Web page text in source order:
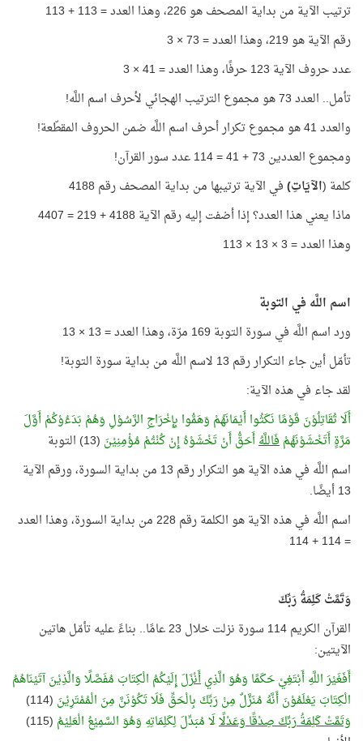
ترتيب الآية من بداية المصحف هو 226، وهذا العدد = 113 + 113
رقم الآية هو 219، وهذا العدد = 73 × 3
عدد حروف الآية 123 حرفًا، وهذا العدد = 41 × 3
تأمل.. العدد 73 هو مجموع الترتيب الهجائي لأحرف اسم اللَّه!
والعدد 41 هو مجموع تكرار أحرف اسم اللَّه ضمن الحروف المقطّعة!
ومجموع العددين 73 + 41 = 114 عدد سور القرآن!
كلمة (الآيَاتِ)في الآية ترتيبها من بداية المصحف رقم 4188
ماذا يعني هذا العدد؟ إذا أضفت إليه رقم الآية 4188 + 219 = 4407
وهذا العدد = 3 × 13 × 113
اسم اللَّه في التوبة
ورد اسم اللَّه في سورة التوبة 169 مرّة، وهذا العدد = 13 × 13
تأمّل أين جاء التكرار رقم 13 لاسم اللَّه من بداية سورة التوبة!
لقد جاء في هذه الآية:
أَلَا تُقَاتِلُوْنَ قَوْمًا نَكَثُوا أَيْمَانَهُمْ وَهَمُّوا بِإِخْرَاجِ الرَّسُوْلِ وَهُمْ بَدَءُوْكُمْ أَوَّلَ
مَرَّةٍ أَتَخْشَوْنَهُمْفَاللَّهُأَحَقُّ أَنْ تَخْشَوْهُ إِنْ كُنْتُمْ مُؤْمِنِيْنَ (13) التوبة
اسم اللَّه في هذه الآية هو التكرار رقم 13 من بداية السورة، ورقم الآية
13 أيضًا.
اسم اللَّه في هذه الآية هو الكلمة رقم 228 من بداية السورة، وهذا العدد
= 114 + 114
وَتَمَّتْ كَلِمَةُ رَبِّكَ
القرآن الكريم 114 سورة نزلت خلال 23 عامًا.. بناءً عليه تأمّل هاتين
الآيتين:
أَفَغَيْرَ اللَّهِ أَبْتَغِيْ حَكَمًا وَهُوَ الَّذِيأَنْزَلَإِلَيْكُمُ الْكِتَابَ مُفَصَّلًا وَالَّذِيْنَ آتَيْنَاهُمُ
الْكِتَابَ يَعْلَمُوْنَ أَنَّهُ مُنَزَّلٌ مِنْ رَبِّكَ بِالْحَقِّ فَلَا تَكُوْنَنَّ مِنَ الْمُمْتَرِيْنَ (114)
وَتَمَّتْ كَلِمَةُ رَبِّكَ صِدْقًا وَعَدْلًالَا مُبَدِّلَ لِكَلِمَاتِهِ وَهُوَ السَّمِيْعُ الْعَلِيْمُ
(115)